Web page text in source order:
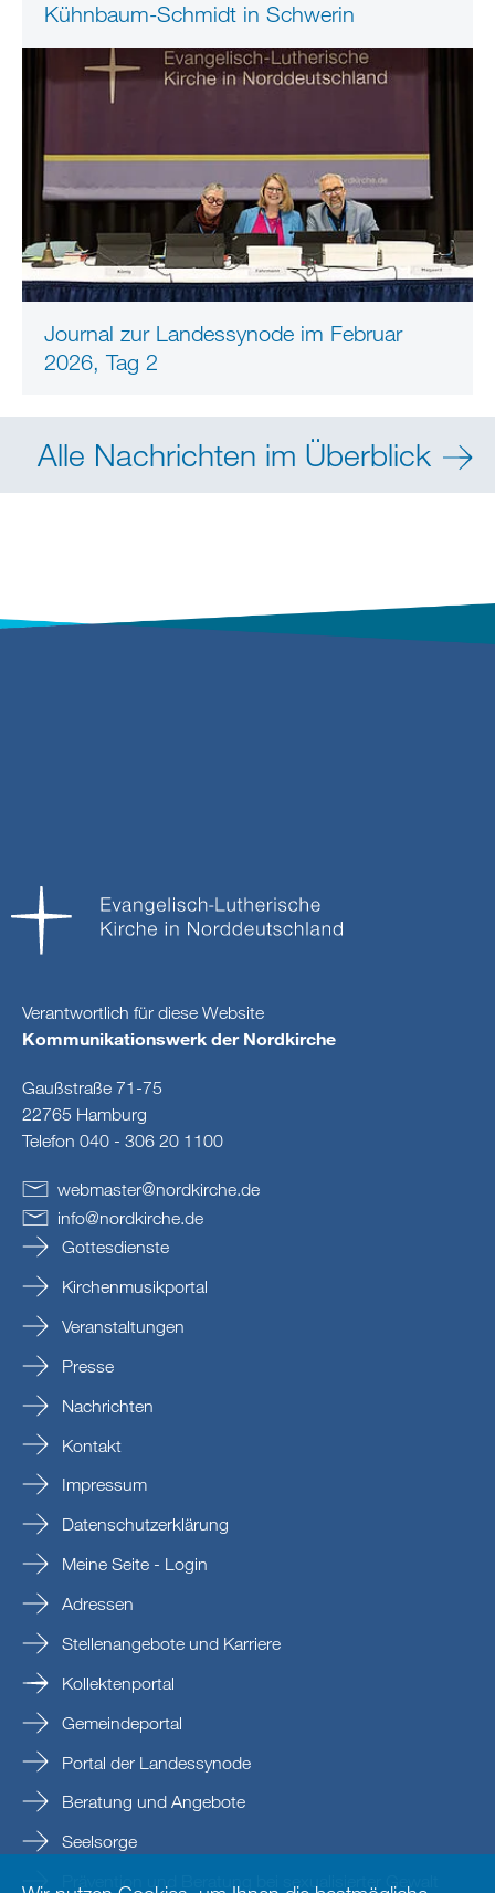
Kühnbaum-Schmidt in Schwerin
Journal zur Landessynode im Februar
2026, Tag 2
Alle Nachrichten im Überblick
Verantwortlich für diese Website
Kommunikationswerk der Nordkirche
Gaußstraße 71-75
22765 Hamburg
Telefon 040 - 306 20 1100
webmaster@nordkirche.de
info@nordkirche.de
Gottesdienste
Kirchenmusikportal
Veranstaltungen
Presse
Nachrichten
Kontakt
Impressum
Datenschutzerklärung
Meine Seite - Login
Adressen
Stellenangebote und Karriere
Kollektenportal
Gemeindeportal
Portal der Landessynode
Beratung und Angebote
Seelsorge